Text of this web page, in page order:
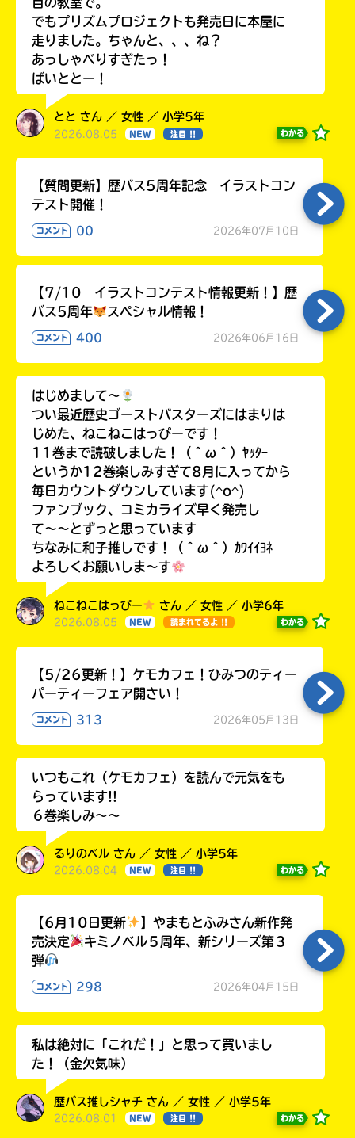
目の教室で。
でもプリズムプロジェクトも発売日に本屋に
走りました。ちゃんと、、、ね？
あっしゃべりすぎたっ！
ばいととー！
とと さん ／ 女性 ／ 小学5年
2026.08.05 NEW 注目 !! わかる
【質問更新】歴バス5周年記念 イラストコン
テスト開催！
コメント 00 2026年07月10日
【7/10 イラストコンテスト情報更新！】歴
バス5周年
スペシャル情報！
コメント 400 2026年06月16日
はじめまして〜
つい最近歴史ゴーストバスターズにはまりは
じめた、ねこねこはっぴーです！
11巻まで読破しました！（＾ω＾）ﾔｯﾀｰ
というか12巻楽しみすぎて8月に入ってから
毎日カウントダウンしています(^o^)
ファンブック、コミカライズ早く発売し
て〜〜とずっと思っています
ちなみに和子推しです！（＾ω＾）ｶﾜｲｲﾖﾈ
よろしくお願いしま〜す
ねこねこはっぴー さん ／ 女性 ／ 小学6年
2026.08.05 NEW 読まれてるよ !! わかる
【5/26更新！】ケモカフェ！ひみつのティー
パーティーフェア開さい！
コメント 313 2026年05月13日
いつもこれ（ケモカフェ）を読んで元気をも
らっています!!
６巻楽しみ～～
るりのベル さん ／ 女性 ／ 小学5年
2026.08.04 NEW 注目 !! わかる
【6月10日更新
】やまもとふみさん新作発
売決定
キミノベル５周年、新シリーズ第３
弾
コメント 298 2026年04月15日
私は絶対に「これだ！」と思って買いまし
た！（金欠気味）
歴バス推しシャチ さん ／ 女性 ／ 小学5年
2026.08.01 NEW 注目 !! わかる